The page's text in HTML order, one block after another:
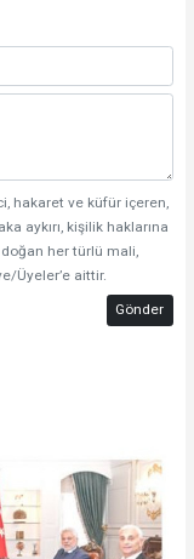
hakaret ve küfür içeren,
aykırı, kişilik haklarına
her türlü mali,
Üyeler’e aittir.
Gönder